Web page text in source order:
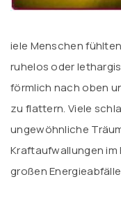
iele Menschen
ruhelos oder
förmlich nach oben
zu flattern. Viele
ungewöhnliche
Kraftaufwallungen
großen